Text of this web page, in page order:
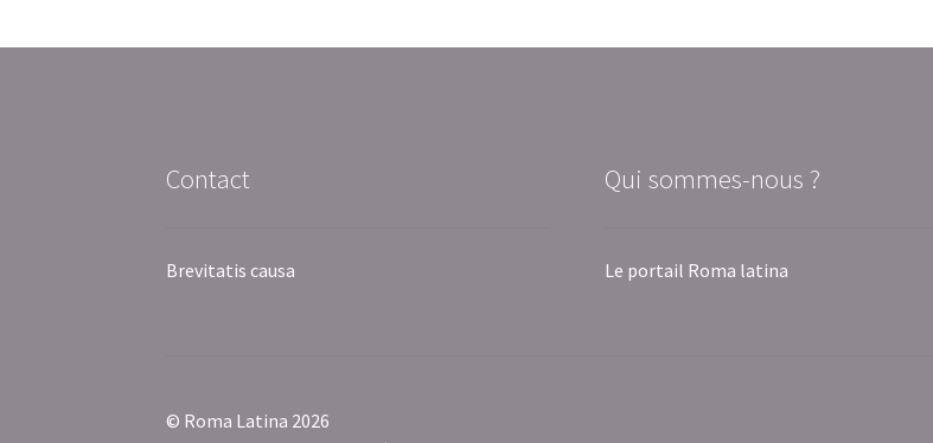
Contact
Brevitatis causa
Qui sommes-nous ?
Le portail Roma latina
© Roma Latina 2026